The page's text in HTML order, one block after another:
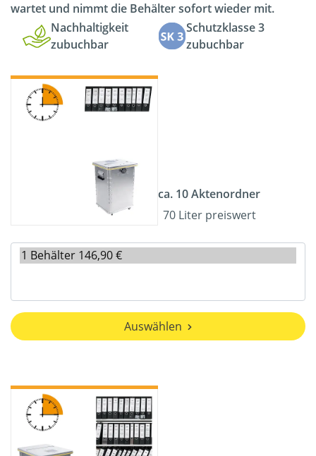
wartet und nimmt die Behälter sofort wieder mit.
Nachhaltigkeit
zubuchbar
Schutzklasse 3
zubuchbar
ca. 10 Aktenordner
70 Liter preiswert
Auswählen